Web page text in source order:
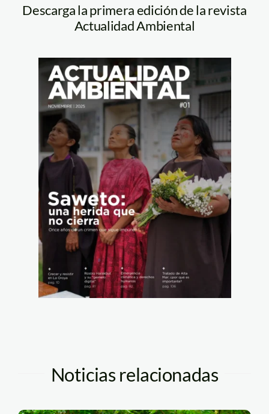
Descarga la primera edición de la revista
Actualidad Ambiental
Noticias relacionadas